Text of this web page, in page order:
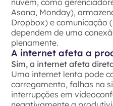
Asana, Monday),
Dropbox) e comunicação
dependem de uma
plenamente.
A internet afeta a
Sim, a internet afeta
Uma internet lenta pode
carregamento, falhas na
interrupções em